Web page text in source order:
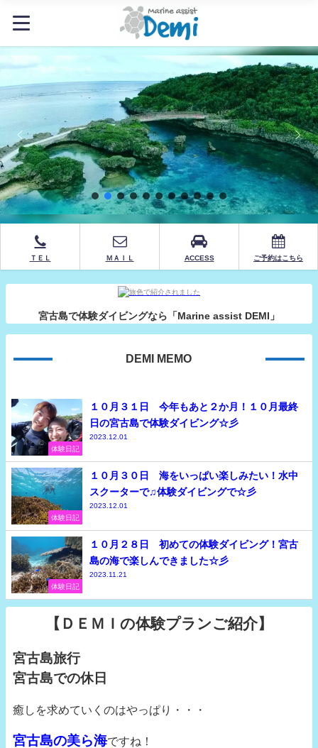
ＴＥＬ ＭＡＩＬ ACCESS ご予約はこちら
宮古島で体験ダイビングなら「Marine assist DEMI」
DEMI MEMO
体験日記
１０月３１日 今年もあと２か月！１０月最終
日の宮古島で体験ダイビング☆彡
2023.12.01
体験日記
１０月３０日 海をいっぱい楽しみたい！水中
スクーターで♫体験ダイビングで☆彡
2023.12.01
体験日記
１０月２８日 初めての体験ダイビング！宮古
島の海で楽しんできました☆彡
2023.11.21
【ＤＥＭＩの体験プランご紹介】
宮古島旅行
宮古島での休日
癒しを求めていくのはやっぱり・・・
宮古島の美ら海ですね！